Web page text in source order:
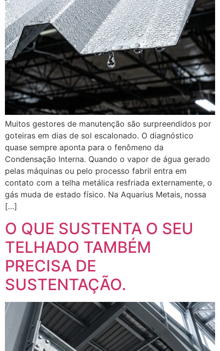
Muitos gestores de manutenção são surpreendidos por
goteiras em dias de sol escalonado. O diagnóstico
quase sempre aponta para o fenômeno da
Condensação Interna. Quando o vapor de água gerado
pelas máquinas ou pelo processo fabril entra em
contato com a telha metálica resfriada externamente, o
gás muda de estado físico. Na Aquarius Metais, nossa
[…]
O QUE SUSTENTA O SEU
TELHADO TAMBÉM
PRECISA DE
SUSTENTAÇÃO.